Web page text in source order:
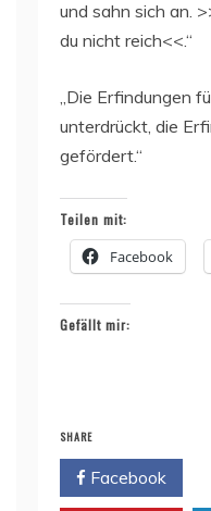
und sahn sich an.
du nicht reich<<.“
„Die Erfindungen
unterdrückt, die
gefördert.“
Teilen mit:
Facebook
Gefällt mir:
SHARE
Facebook